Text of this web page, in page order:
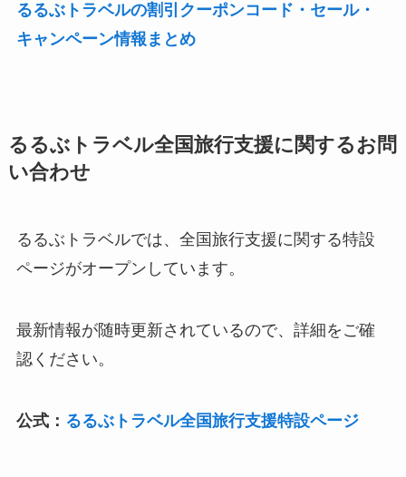
るるぶトラベルの割引クーポンコード・セール・
キャンペーン情報まとめ
るるぶトラベル全国旅行支援に関するお問
い合わせ
るるぶトラベルでは、全国旅行支援に関する特設
ページがオープンしています。
最新情報が随時更新されているので、詳細をご確
認ください。
公式： るるぶトラベル全国旅行支援特設ページ